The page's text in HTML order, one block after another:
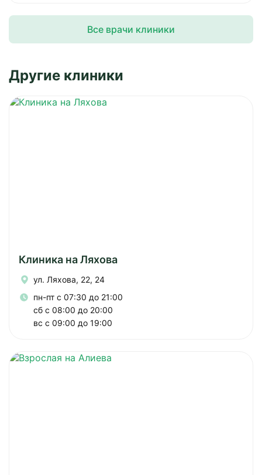
Все врачи клиники
Другие клиники
Клиника на Ляхова
ул. Ляхова, 22, 24
пн-пт с 07:30 до 21:00
сб с 08:00 до 20:00
вс с 09:00 до 19:00